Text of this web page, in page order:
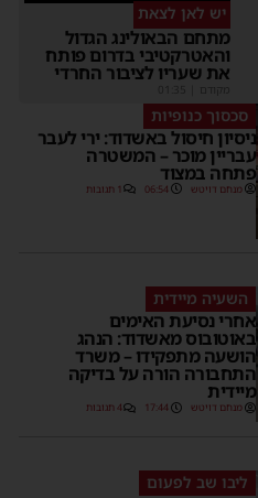
יש לאן לצאת
מתחם הבאולינג הגדול
והאטרקטיבי בדרום פותח
את שעריו לציבור החרדי
מקודם
סכסוך כנופיות
ניסיון חיסול באשדוד: ירי לעבר
עבריין מוכר – המשטרה
פתחה במצוד
מנחם דויטש 06:54 1 תגובות
השעיה מיידית
אחרי נסיעת האימים
באוטובוס מאשדוד: הנהג
הושעה מתפקידו – משרד
התחבורה הורה על בדיקה
מיידית
מנחם דויטש 17:44 4 תגובות
ליבו שב לפעום